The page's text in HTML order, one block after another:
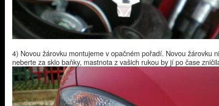
4) Novou žárovku montujeme v opačném pořadí. Novou žárovku
neberte za sklo baňky, mastnota z vašich rukou by jí po čase